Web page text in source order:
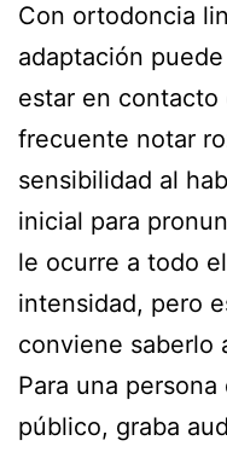
Con ortodoncia
adaptación
estar en
frecuente notar
sensibilidad al
inicial para
le ocurre a todo
intensidad, pero
conviene saberlo
Para una
público, graba